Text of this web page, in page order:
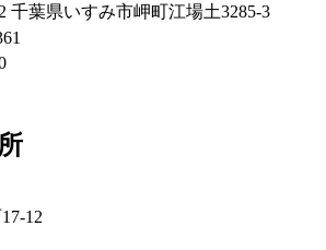
千葉県いすみ市岬町江場土3285-3
12